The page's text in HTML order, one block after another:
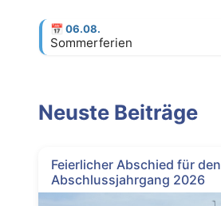
📅 06.08.
Sommerferien
Neuste Beiträge
Feierlicher Abschied für den
Abschlussjahrgang 2026